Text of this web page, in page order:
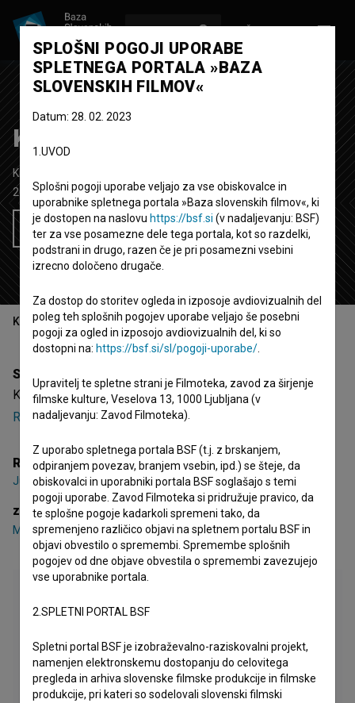
Kresnik
Kratki igrani film
2011
Slovenija
Želim si ogledati ta film
Kazalo
Sinopsis
Kresnik je slovenski kratki igrani film. Nastopajo
Matevž
Rener,Boj Nuvak,Luka Prijatelj. Režiser je
Režija
Juš Premrov
zasedba
Matevž Rener,Boj Nuvak,Luka Prijatelj
SPLOŠNI POGOJI UPORABE
SPLETNEGA PORTALA »BAZA
SLOVENSKIH FILMOV«
Datum: 28. 02. 2023
1.UVOD
Splošni pogoji uporabe veljajo za vse obiskovalce in
uporabnike spletnega portala »Baza slovenskih filmov«, ki
je dostopen na naslovu https://bsf.si (v nadaljevanju: BSF)
ter za vse posamezne dele tega portala, kot so razdelki,
podstrani in drugo, razen če je pri posamezni vsebini
izrecno določeno drugače.
Za dostop do storitev ogleda in izposoje avdiovizualnih del
poleg teh splošnih pogojev uporabe veljajo še posebni
pogoji za ogled in izposojo avdiovizualnih del, ki so
dostopni na: https://bsf.si/sl/pogoji-uporabe/
Upravitelj te spletne strani je Filmoteka, zavod za širjenje
filmske kulture, Veselova 13, 1000 Ljubljana (v
nadaljevanju: Zavod Filmoteka).
Z uporabo spletnega portala BSF (t.j. z brskanjem,
odpiranjem povezav, branjem vsebin, ipd.) se šteje, da
obiskovalci in uporabniki portala BSF soglašajo s temi
pogoji uporabe. Zavod Filmoteka si pridružuje pravico, da
te splošne pogoje kadarkoli spremeni tako, da
spremenjeno različico objavi na spletnem portalu BSF in
objavi obvestilo o spremembi. Spremembe splošnih
pogojev od dne objave obvestila o spremembi zavezujejo
vse uporabnike portala.
2.SPLETNI PORTAL BSF
Spletni portal BSF je izobraževalno-raziskovalni projekt,
namenjen elektronskemu dostopanju do celovitega
pregleda in arhiva slovenske filmske produkcije in filmske
produkcije, pri kateri so sodelovali slovenski filmski